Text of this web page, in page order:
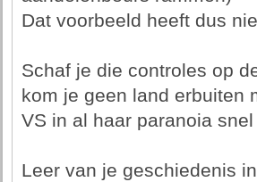
Dat voorbeeld heeft dus
Schaf je die controles op
kom je geen land erbuiten
VS in al haar paranoia
Leer van je geschiedenis